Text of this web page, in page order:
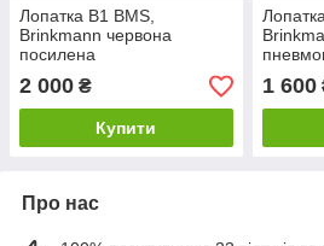
Лопатка B1 BMS,
Brinkmann червона
посилена
2 000 ₴
Купити
1 600
Про нас